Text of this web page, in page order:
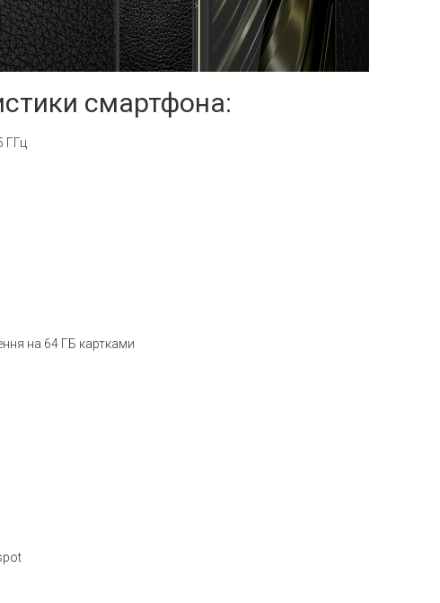
смартфона:
ГГц
на 64 ГБ картками